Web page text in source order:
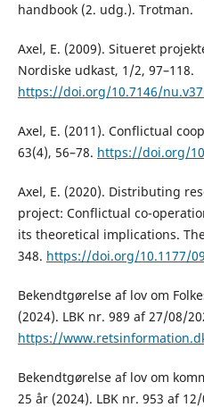
handbook (2. udg.). Trotman.
Axel, E. (2009). Situeret
Nordiske udkast, 1/2, 97–118.
https://doi.org/10.7146/
Axel, E. (2011). Conflictual
63(4), 56–78. https://doi.org/
Axel, E. (2020). Distributing
project: Conflictual co-
its theoretical implications.
348. https://doi.org/10.1177/
Bekendtgørelse af lov om
(2024). LBK nr. 989 af 27/08/
https://
Bekendtgørelse af lov om
25 år (2024). LBK nr. 953 af